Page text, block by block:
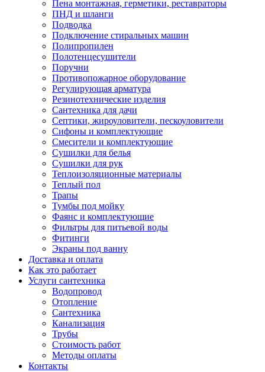
Пена монтажная, герметики, реставраторы
ПНД и шланги
Подводка
Подключение стиральных машин
Полипропилен
Полотенцесушители
Поручни
Противопожарное оборудование
Регулирующая арматура
Резинотехнические изделия
Сантехника для дачи
Септики, жироуловители, пескоуловители
Сифоны и комплектующие
Смесители и комплектующие
Сушилки для белья
Сушилки для рук
Теплоизоляционные материалы
Теплый пол
Трапы
Тумбы под мойку
Фаянс и комплектующие
Фильтры для питьевой воды
Фитинги
Экраны под ванну
Доставка и оплата
Как это работает
Услуги сантехника
Водопровод
Отопление
Сантехника
Канализация
Трубы
Стоимость работ
Методы оплаты
Контакты